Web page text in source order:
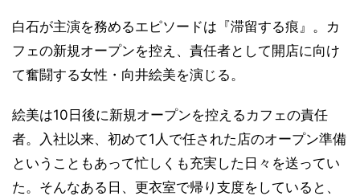
白石が主演を務めるエピソードは『滞留する痕』。カ
フェの新規オープンを控え、責任者として開店に向け
て奮闘する女性・向井絵美を演じる。
絵美は10日後に新規オープンを控えるカフェの責任
者。入社以来、初めて1人で任された店のオープン準備
ということもあって忙しくも充実した日々を送ってい
た。そんなある日、更衣室で帰り支度をしていると、